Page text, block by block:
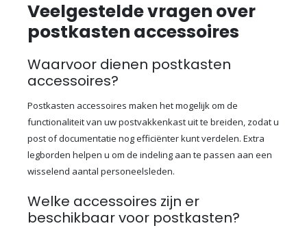
Veelgestelde vragen over
postkasten accessoires
Waarvoor dienen postkasten
accessoires?
Postkasten accessoires maken het mogelijk om de
functionaliteit van uw postvakkenkast uit te breiden, zodat u
post of documentatie nog efficiënter kunt verdelen. Extra
legborden helpen u om de indeling aan te passen aan een
wisselend aantal personeelsleden.
Welke accessoires zijn er
beschikbaar voor postkasten?